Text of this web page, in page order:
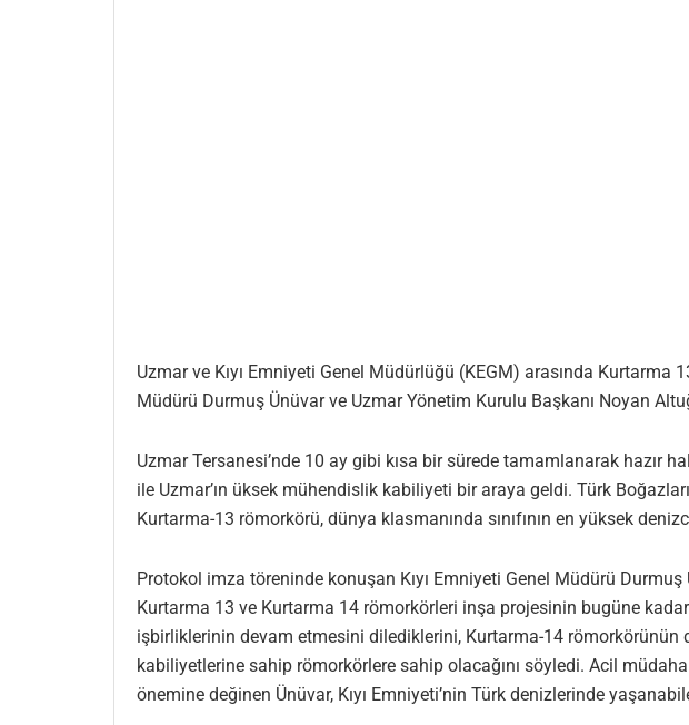
Uzmar ve Kıyı Emniyeti Genel Müdürlüğü (KEGM) arasında
Müdürü Durmuş Ünüvar ve Uzmar Yönetim Kurulu Başkanı Noyan
Uzmar Tersanesi’nde 10 ay gibi kısa bir sürede tamamlanarak hazır
ile Uzmar’ın üksek mühendislik kabiliyeti bir araya geldi. Türk
Kurtarma-13 römorkörü, dünya klasmanında sınıfının en yüksek
Protokol imza töreninde konuşan Kıyı Emniyeti Genel Müdürü
Kurtarma 13 ve Kurtarma 14 römorkörleri inşa projesinin bugüne
işbirliklerinin devam etmesini dilediklerini, Kurtarma-14
kabiliyetlerine sahip römorkörlere sahip olacağını söyledi. Acil
önemine değinen Ünüvar, Kıyı Emniyeti’nin Türk denizlerinde